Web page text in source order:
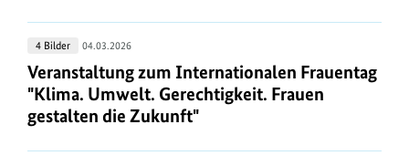
2025
2025
Veranstaltung
zum
Internationalen
Frauentag
Umwelt.
4 Bilder 04.03.2026
Veranstaltung zum Internationalen Frauentag
Veranstaltung zum Internationalen Frauentag
"Klima. Umwelt. Gerechtigkeit. Frauen
gestalten die Zukunft"